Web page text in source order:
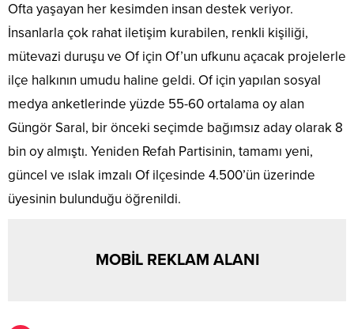
Ofta yaşayan her kesimden insan destek veriyor.
İnsanlarla çok rahat iletişim kurabilen, renkli kişiliği,
mütevazi duruşu ve Of için Of’un ufkunu açacak projelerle
ilçe halkının umudu haline geldi. Of için yapılan sosyal
medya anketlerinde yüzde 55-60 ortalama oy alan
Güngör Saral, bir önceki seçimde bağımsız aday olarak 8
bin oy almıştı. Yeniden Refah Partisinin, tamamı yeni,
güncel ve ıslak imzalı Of ilçesinde 4.500’ün üzerinde
üyesinin bulunduğu öğrenildi.
MOBİL REKLAM ALANI